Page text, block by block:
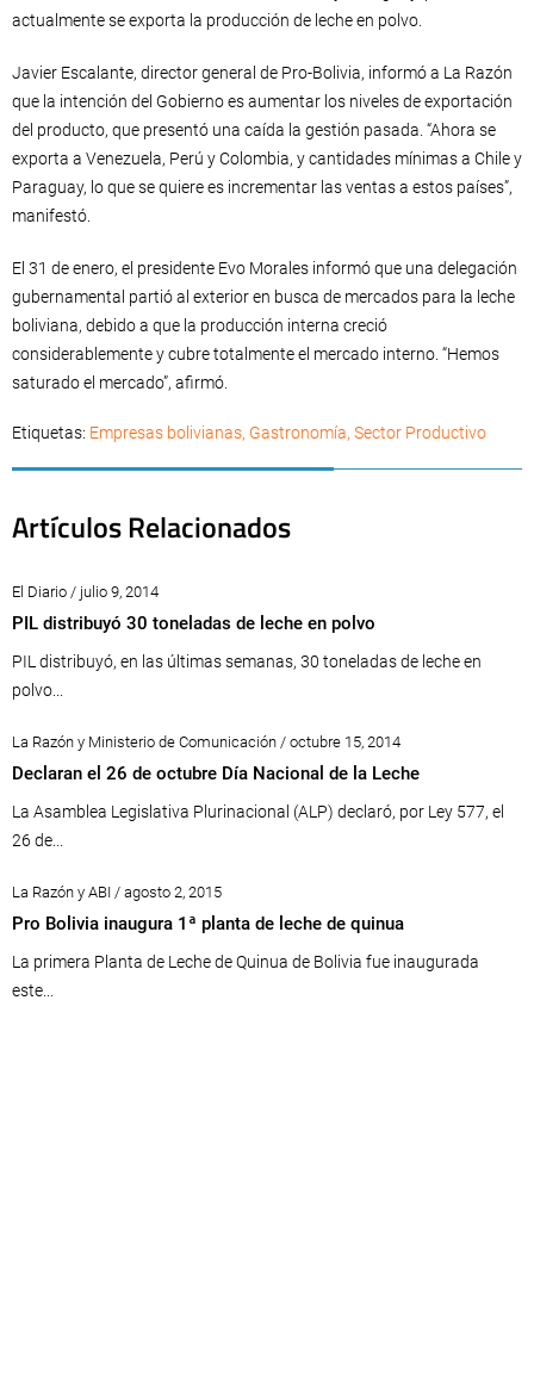
actualmente se exporta la producción de leche en polvo.
Javier Escalante, director general de Pro-Bolivia, informó a La Razón
que la intención del Gobierno es aumentar los niveles de exportación
del producto, que presentó una caída la gestión pasada. “Ahora se
exporta a Venezuela, Perú y Colombia, y cantidades mínimas a Chile y
Paraguay, lo que se quiere es incrementar las ventas a estos países”,
manifestó.
El 31 de enero, el presidente Evo Morales informó que una delegación
gubernamental partió al exterior en busca de mercados para la leche
boliviana, debido a que la producción interna creció
considerablemente y cubre totalmente el mercado interno. “Hemos
saturado el mercado”, afirmó.
Etiquetas: Empresas bolivianas, Gastronomía, Sector Productivo
Artículos Relacionados
El Diario / julio 9, 2014
PIL distribuyó 30 toneladas de leche en polvo
PIL distribuyó, en las últimas semanas, 30 toneladas de leche en
polvo...
La Razón y Ministerio de Comunicación / octubre 15, 2014
Declaran el 26 de octubre Día Nacional de la Leche
La Asamblea Legislativa Plurinacional (ALP) declaró, por Ley 577, el
26 de...
La Razón y ABI / agosto 2, 2015
Pro Bolivia inaugura 1ª planta de leche de quinua
La primera Planta de Leche de Quinua de Bolivia fue inaugurada
este...